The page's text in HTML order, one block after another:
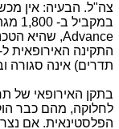
צה"ל. הבעיה: אין
במקביל ב- 1,800 מגהרץ ו- 2,600 מגהרץ בגישת ה-
Advance, שהיא
התקינה האירופאית
תדרים) אינה סגורה
לחלוקה, מהם כבר